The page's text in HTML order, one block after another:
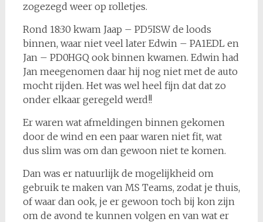
zogezegd weer op rolletjes.
Rond 18:30 kwam Jaap – PD5ISW de loods
binnen, waar niet veel later Edwin – PA1EDL en
Jan – PD0HGQ ook binnen kwamen. Edwin had
Jan meegenomen daar hij nog niet met de auto
mocht rijden. Het was wel heel fijn dat dat zo
onder elkaar geregeld werd!!
Er waren wat afmeldingen binnen gekomen
door de wind en een paar waren niet fit, wat
dus slim was om dan gewoon niet te komen.
Dan was er natuurlijk de mogelijkheid om
gebruik te maken van MS Teams, zodat je thuis,
of waar dan ook, je er gewoon toch bij kon zijn
om de avond te kunnen volgen en van wat er